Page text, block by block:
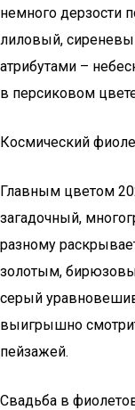
немного дерзости
лиловый,
атрибутами –
в персиковом
Космический
Главным цветом
загадочный,
разному
золотым,
серый
выигрышно
пейзажей.
Свадьба в